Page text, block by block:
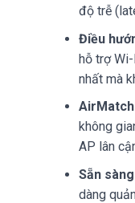
độ trễ
Điều
hỗ trợ
nhất mà
không
AP lân
Sẵn
dàng